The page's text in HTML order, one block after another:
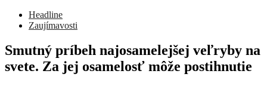
Headline
Zaujímavosti
Smutný príbeh najosamelejšej veľryby na
svete. Za jej osamelosť môže postihnutie